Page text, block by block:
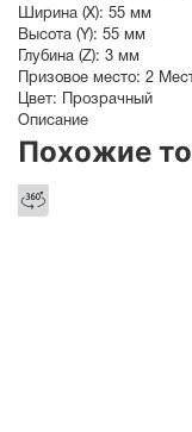
Ширина (X): 55 мм
Высота (Y): 55 мм
Глубина (Z): 3 мм
Призовое место: 2
Цвет:
Прозрачный
Описание
Похожие